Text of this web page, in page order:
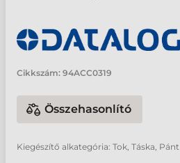
Cikkszám: 94ACC0319
Összehasonlító
Kiegészítő alkategória: Tok, Táska, Pánt